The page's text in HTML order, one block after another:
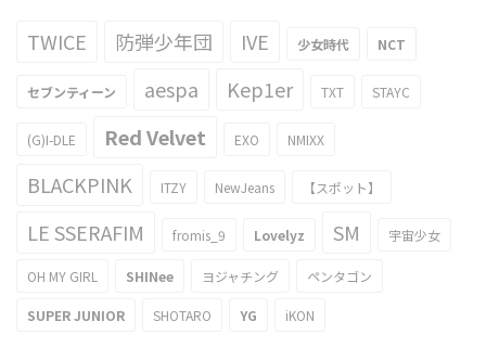
TWICE 防弾少年団 IVE 少女時代 NCT
セブンティーン aespa Kep1er TXT STAYC
(G)I-DLE Red Velvet EXO NMIXX
BLACKPINK ITZY NewJeans 【スポット】
LE SSERAFIM fromis_9 Lovelyz SM 宇宙少女
OH MY GIRL SHINee ヨジャチング ペンタゴン
SUPER JUNIOR SHOTARO YG iKON